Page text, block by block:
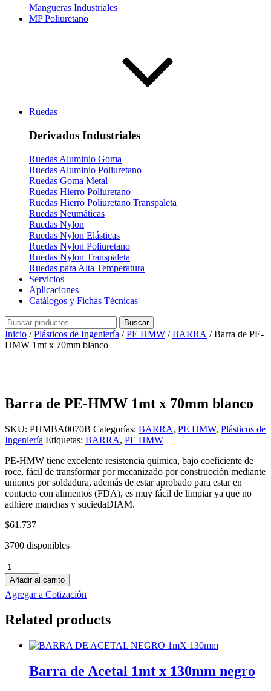
Mangueras Industriales
MP Poliuretano
Ruedas
Derivados Industriales
Ruedas Aluminio Goma
Ruedas Aluminio Poliuretano
Ruedas Goma Metal
Ruedas Hierro Poliuretano
Ruedas Hierro Poliuretano Transpaleta
Ruedas Neumáticas
Ruedas Nylon
Ruedas Nylon Elásticas
Ruedas Nylon Poliuretano
Ruedas Nylon Transpaleta
Ruedas para Alta Temperatura
Servicios
Aplicaciones
Catálogos y Fichas Técnicas
Buscar
por:
Buscar
Inicio /Plásticos de Ingeniería /PE HMW /BARRA / Barra de PE-
HMW 1mt x 70mm blanco
Barra de PE-HMW 1mt x 70mm blanco
SKU: PHMBA0070B Categorías: BARRA, PE HMW, Plásticos de
Ingeniería Etiquetas: BARRA, PE HMW
PE-HMW tiene excelente resistencia química, bajo coeficiente de
roce, fácil de transformar por mecanizado por construcción mediante
uniones por soldadura, además de estar aprobado para estar en
contacto con alimentos (FDA), es muy fácil de limpiar ya que no
adhiere manchas y suciedaDIAM.
$61.737
3700 disponibles
Barra
de
PE-
HMW
x
blanco
cantidad
Añadir al carrito
Agregar a Cotización
Related products
Barra de Acetal 1mt x 130mm negro